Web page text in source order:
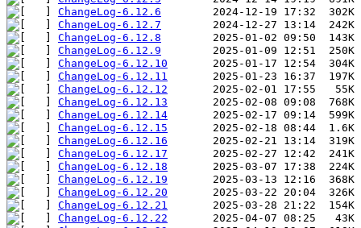
ChangeLog-6.12.6
ChangeLog-6.12.7
ChangeLog-6.12.8
ChangeLog-6.12.9
ChangeLog-6.12.10
ChangeLog-6.12.11
ChangeLog-6.12.12
ChangeLog-6.12.13
ChangeLog-6.12.14
ChangeLog-6.12.15
ChangeLog-6.12.16
ChangeLog-6.12.17
ChangeLog-6.12.18
ChangeLog-6.12.19
ChangeLog-6.12.20
ChangeLog-6.12.21
ChangeLog-6.12.22